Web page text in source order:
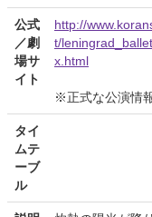
公式
／劇
場サ
イト
http://
t/
x.html
※正式な公演情
タイ
ムテ
ーブ
ル